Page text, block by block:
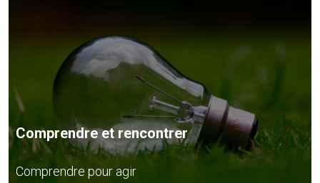
Comprendre et rencontrer
Comprendre pour agir